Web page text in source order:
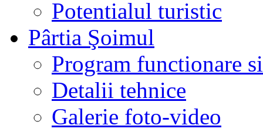
Potentialul turistic
Pârtia Şoimul
Program functionare
Detalii tehnice
Galerie foto-video